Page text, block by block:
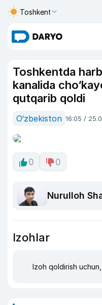
Toshkent
Toshkentda
kanalida
qutqarib qoldi
O‘zbekiston 16:05 /
0 0
Nurulloh
Izohlar
Izoh qoldirish